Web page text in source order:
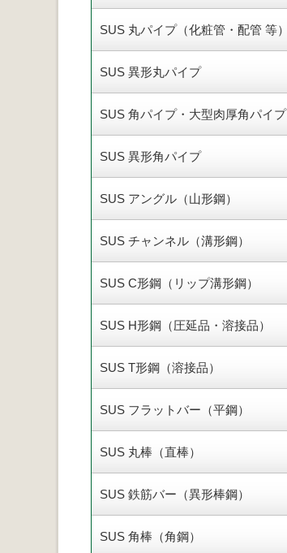
SUS 丸パイプ（化粧管・配管 等）
SUS 異形丸パイプ
SUS 角パイプ・大型肉厚角パイプ
SUS 異形角パイプ
SUS アングル（山形鋼）
SUS チャンネル（溝形鋼）
SUS C形鋼（リップ溝形鋼）
SUS H形鋼（圧延品・溶接品）
SUS T形鋼（溶接品）
SUS フラットバー（平鋼）
SUS 丸棒（直棒）
SUS 鉄筋バー（異形棒鋼）
SUS 角棒（角鋼）